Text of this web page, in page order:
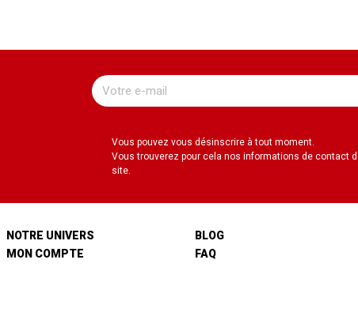
Vous pouvez vous désinscrire à tout moment.
Vous trouverez pour cela nos informations de contact
site.
NOTRE UNIVERS
MON COMPTE
BLOG
FAQ